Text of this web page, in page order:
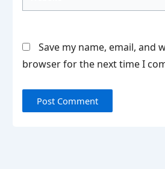
Save my name, email, and
browser for the next time I